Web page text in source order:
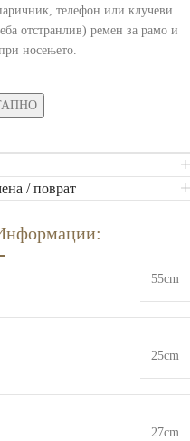
телефон или клучеви.
отстранлив) ремен за рамо и
носењето.
/ поврат
55cm
25cm
27cm